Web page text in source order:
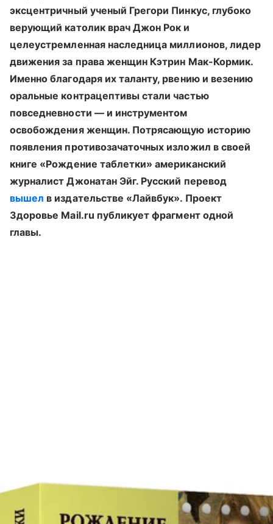
эксцентричный ученый Грегори Пинкус, глубоко
верующий католик врач Джон Рок и
целеустремленная наследница миллионов, лидер
движения за права женщин Кэтрин Мак-Кормик.
Именно благодаря их таланту, рвению и везению
оральные контрацептивы стали частью
повседневности — и инструментом
освобождения женщин. Потрясающую историю
появления противозачаточных изложил в своей
книге «Рождение таблетки» американский
журналист Джонатан Эйг. Русский перевод
вышел в издательстве «Лайвбук». Проект
Здоровье Mail.ru публикует фрагмент одной
главы.